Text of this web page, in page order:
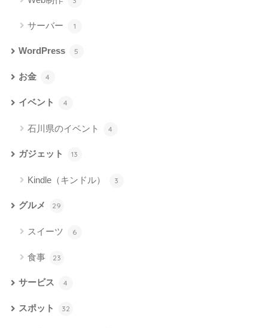
サーバー 1
WordPress 5
お金 4
イベント 4
石川県のイベント 4
ガジェット 13
Kindle（キンドル） 3
グルメ 29
スイーツ 6
食事 23
サービス 4
スポット 32